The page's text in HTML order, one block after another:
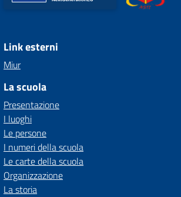
Link esterni
Miur
La scuola
Presentazione
I luoghi
Le persone
I numeri della scuola
Le carte della scuola
Organizzazione
La storia